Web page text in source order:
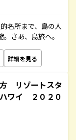
名所まで、島の人
さあ、島旅へ。
詳細を見る
リゾートスタ
ワイ ２０２０